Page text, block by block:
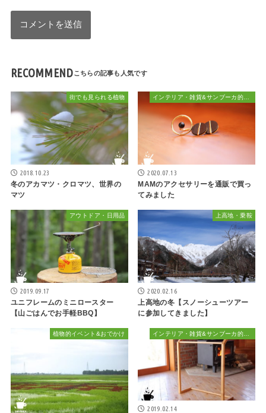
RECOMMEND
街でも見られる植物
2018.10.23
冬のアカマツ・クロマツ、世界の
マツ
インテリア・雑貨&サンブーカ的おしゃれ
2020.07.13
MAMのアクセサリーを通販で買っ
てみました
アウトドア・日用品
2019.09.17
ユニフレームのミニロースター
【山ごはんでお手軽BBQ】
上高地・乗鞍
2020.02.16
上高地の冬【スノーシューツアー
に参加してきました】
植物的イベント&おでかけ
2019.02.14